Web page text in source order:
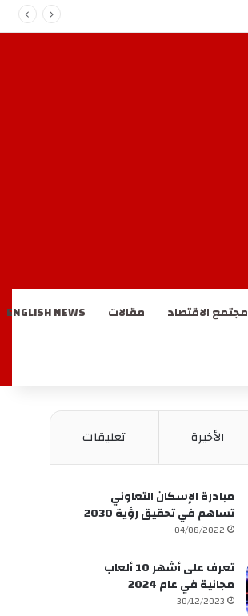
مجتمع الاقتصاد مقالات ENGLISH NEWS
الأخيرة تعليقات
مبادرة الإسكان التعاوني
تساهم في تحقيق رؤية 2030
04/08/2022
تعرف على أشهر 10 ألعاب
مجانية في عام 2024
30/12/2023